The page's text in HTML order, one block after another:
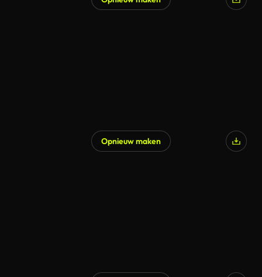
Opnieuw maken